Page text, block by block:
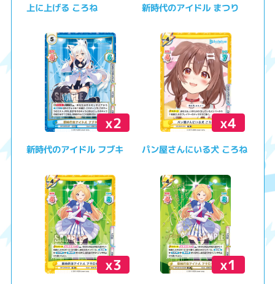
上に上げる ころね 新時代のアイドル まつり
x2
新時代のアイドル フブキ
x4
パン屋さんにいる犬 ころね
x3 x1